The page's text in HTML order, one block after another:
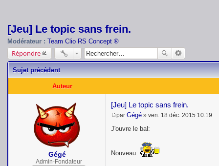
[Jeu] Le topic sans frein.
Modérateur : Team Clio RS Concept ®
Répondre
Sujet précédent
Auteur
Gégé
Admin-Fondateur
[Jeu] Le topic sans frein.
M
e
g
par Gégé » ven. 18 déc. 2015 10:19
J'ouvre le bal:
Nouveau.